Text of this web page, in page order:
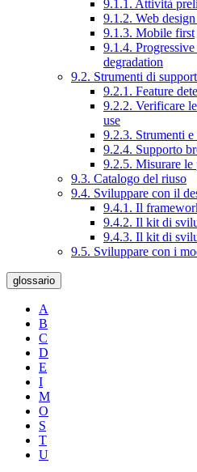
9.1.1. Attività
9.1.2. Web
9.1.3. Mobile first
9.1.4.
degradation
9.2. Strumenti di
9.2.1. Feature
9.2.2. Verificare
use
9.2.3. Strumenti e
9.2.4. Supporto
9.2.5. Misurare le
9.3. Catalogo del riuso
9.4. Sviluppare con il
9.4.1. Il
9.4.2. Il kit di
9.4.3. Il kit di
9.5. Sviluppare con i
glossario
A
B
C
D
E
I
M
O
S
T
U